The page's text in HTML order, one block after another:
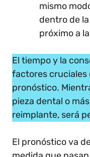
mismo
dentro de
próximo a
El tiempo y la
factores cruciales
pronóstico.
pieza dental o
reimplante, será
El pronóstico va